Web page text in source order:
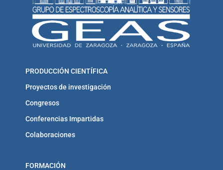
PRODUCCIÓN CIENTÍFICA
Proyectos de investigación
Congresos
Conferencias Impartidas
Colaboraciones
FORMACIÓN